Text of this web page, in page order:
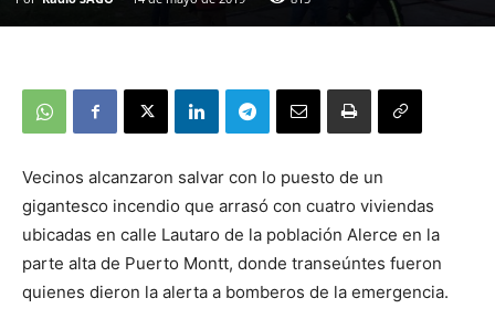
Vecinos alcanzaron salvar con lo puesto de un
gigantesco incendio que arrasó con cuatro viviendas
ubicadas en calle Lautaro de la población Alerce en la
parte alta de Puerto Montt, donde transeúntes fueron
quienes dieron la alerta a bomberos de la emergencia.